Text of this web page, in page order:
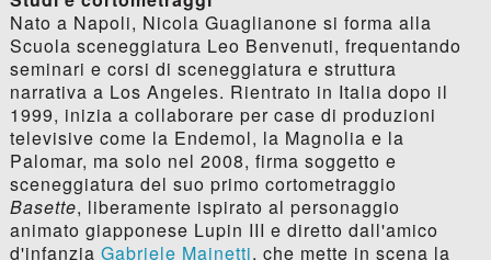
Nato a Napoli, Nicola Guaglianone si forma alla
Scuola sceneggiatura Leo Benvenuti, frequentando
seminari e corsi di sceneggiatura e struttura
narrativa a Los Angeles. Rientrato in Italia dopo il
1999, inizia a collaborare per case di produzioni
televisive come la Endemol, la Magnolia e la
Palomar, ma solo nel 2008, firma soggetto e
sceneggiatura del suo primo cortometraggio
Basette, liberamente ispirato al personaggio
animato giapponese Lupin III e diretto dall'amico
d'infanzia Gabriele Mainetti, che mette in scena la